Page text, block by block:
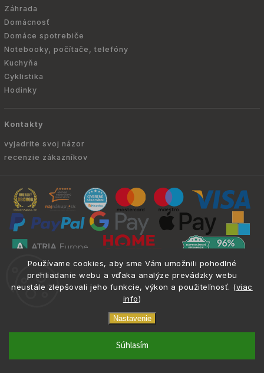
Používame cookies, aby sme Vám umožnili pohodlné
prehliadanie webu a vďaka analýze prevádzky webu
neustále zlepšovali jeho funkcie, výkon a použiteľnosť. (viac
info)
Nastavenie
Súhlasím
Záhrada
Domácnosť
Domáce spotrebiče
Notebooky, počítače, telefóny
Kuchyňa
Cyklistika
Hodinky
Kontakty
vyjadrite svoj názor
recenzie zákazníkov
Copyright © 2010 -2026 ATRIA.SK|info@atria.sk. Všetky
práva vyhradené.
0917 133 662
Odporučený